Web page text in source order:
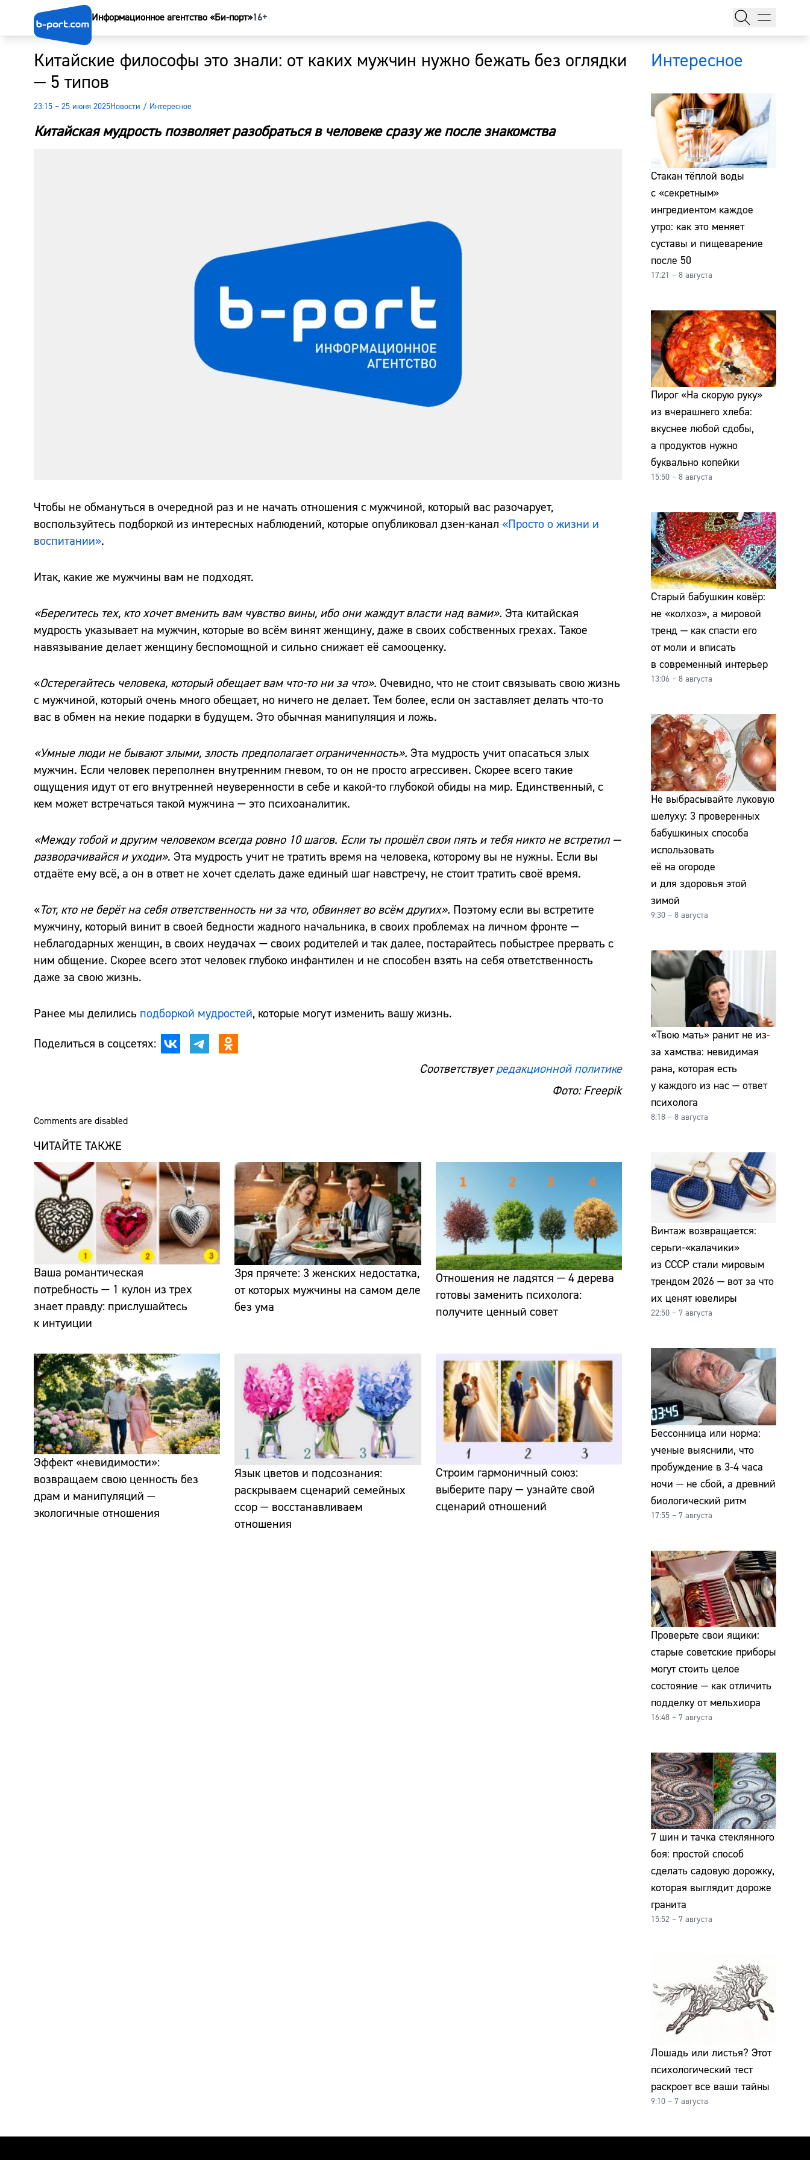
Информационное агентство «Би-порт»16+
Китайские философы это знали: от каких мужчин нужно бежать без оглядки
— 5 типов
23:15 – 25 июня 2025Новости / Интересное
Китайская мудрость позволяет разобраться в человеке сразу же после знакомства
Чтобы не обмануться в очередной раз и не начать отношения с мужчиной, который вас разочарует,
воспользуйтесь подборкой из интересных наблюдений, которые опубликовал дзен-канал «Просто о жизни и
воспитании».
Итак, какие же мужчины вам не подходят.
«Берегитесь тех, кто хочет вменить вам чувство вины, ибо они жаждут власти над вами». Эта китайская
мудрость указывает на мужчин, которые во всём винят женщину, даже в своих собственных грехах. Такое
навязывание делает женщину беспомощной и сильно снижает её самооценку.
«Остерегайтесь человека, который обещает вам что-то ни за что». Очевидно, что не стоит связывать свою жизнь
с мужчиной, который очень много обещает, но ничего не делает. Тем более, если он заставляет делать что-то
вас в обмен на некие подарки в будущем. Это обычная манипуляция и ложь.
«Умные люди не бывают злыми, злость предполагает ограниченность». Эта мудрость учит опасаться злых
мужчин. Если человек переполнен внутренним гневом, то он не просто агрессивен. Скорее всего такие
ощущения идут от его внутренней неуверенности в себе и какой-то глубокой обиды на мир. Единственный, с
кем может встречаться такой мужчина — это психоаналитик.
«Между тобой и другим человеком всегда ровно 10 шагов. Если ты прошёл свои пять и тебя никто не встретил —
разворачивайся и уходи». Эта мудрость учит не тратить время на человека, которому вы не нужны. Если вы
отдаёте ему всё, а он в ответ не хочет сделать даже единый шаг навстречу, не стоит тратить своё время.
«Тот, кто не берёт на себя ответственность ни за что, обвиняет во всём других». Поэтому если вы встретите
мужчину, который винит в своей бедности жадного начальника, в своих проблемах на личном фронте —
неблагодарных женщин, в своих неудачах — своих родителей и так далее, постарайтесь побыстрее прервать с
ним общение. Скорее всего этот человек глубоко инфантилен и не способен взять на себя ответственность
даже за свою жизнь.
Ранее мы делились подборкой мудростей, которые могут изменить вашу жизнь.
Поделиться в соцсетях:
Соответствуетредакционной политике
Фото: Freepik
Comments are disabled
ЧИТАЙТЕ ТАКЖЕ
Ваша романтическая
потребность — 1 кулон из трех
знает правду: прислушайтесь
к интуиции
Зря прячете: 3 женских недостатка,
от которых мужчины на самом деле
без ума
Отношения не ладятся — 4 дерева
готовы заменить психолога:
получите ценный совет
Эффект «невидимости»:
возвращаем свою ценность без
драм и манипуляций —
экологичные отношения
Язык цветов и подсознания:
раскрываем сценарий семейных
ссор — восстанавливаем
отношения
Строим гармоничный союз:
выберите пару — узнайте свой
сценарий отношений
Интересное
Стакан тёплой воды
с «секретным»
ингредиентом каждое
утро: как это меняет
суставы и пищеварение
после 50
17:21 – 8 августа
Пирог «На скорую руку»
из вчерашнего хлеба:
вкуснее любой сдобы,
а продуктов нужно
буквально копейки
15:50 – 8 августа
Старый бабушкин ковёр:
не «колхоз», а мировой
тренд — как спасти его
от моли и вписать
в современный интерьер
13:06 – 8 августа
Не выбрасывайте луковую
шелуху: 3 проверенных
бабушкиных способа
использовать
её на огороде
и для здоровья этой
зимой
9:30 – 8 августа
«Твою мать» ранит не из-
за хамства: невидимая
рана, которая есть
у каждого из нас — ответ
психолога
8:18 – 8 августа
Винтаж возвращается:
серьги-«калачики»
из СССР стали мировым
трендом 2026 — вот за что
их ценят ювелиры
22:50 – 7 августа
Бессонница или норма:
ученые выяснили, что
пробуждение в 3-4 часа
ночи — не сбой, а древний
биологический ритм
17:55 – 7 августа
Проверьте свои ящики:
старые советские приборы
могут стоить целое
состояние — как отличить
подделку от мельхиора
16:48 – 7 августа
7 шин и тачка стеклянного
боя: простой способ
сделать садовую дорожку,
которая выглядит дороже
гранита
15:52 – 7 августа
Лошадь или листья? Этот
психологический тест
раскроет все ваши тайны
9:10 – 7 августа
Главная
Наши гости
Курсы валют
Сайт:
Адрес:
Телефон: